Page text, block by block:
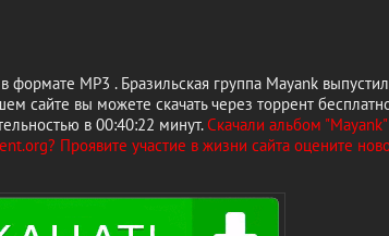
в формате MP3 . Бразильская группа Mayank
сайте вы можете скачать через торрент
в 00:40:22 минут.Скачали альбом "Mayank"
Проявите участие в жизни сайта оцените